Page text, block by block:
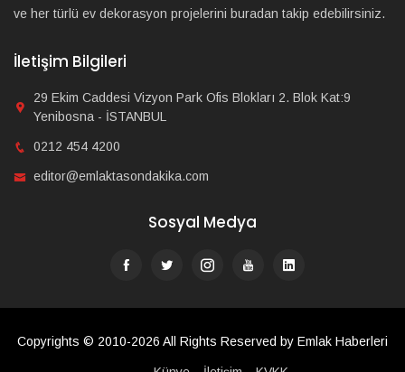
ve her türlü ev dekorasyon projelerini buradan takip edebilirsiniz.
İletişim Bilgileri
29 Ekim Caddesi Vizyon Park Ofis Blokları 2. Blok Kat:9
Yenibosna - İSTANBUL
0212 454 4200
editor@emlaktasondakika.com
Sosyal Medya
Copyrights © 2010-2026 All Rights Reserved by Emlak Haberleri